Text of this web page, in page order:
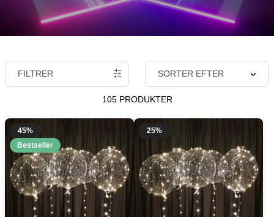
FILTRER SORTER EFTER
105 PRODUKTER
45%
Bestseller
25%